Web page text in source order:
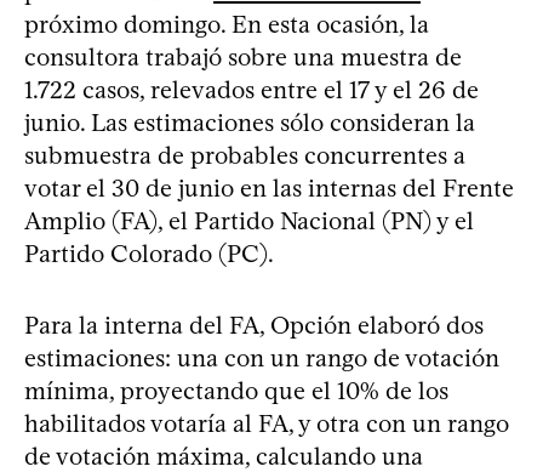
próximo domingo. En esta ocasión, la
consultora trabajó sobre una muestra de
1.722 casos, relevados entre el 17 y el 26 de
junio. Las estimaciones sólo consideran la
submuestra de probables concurrentes a
votar el 30 de junio en las internas del Frente
Amplio (FA), el Partido Nacional (PN) y el
Partido Colorado (PC).
Para la interna del FA, Opción elaboró dos
estimaciones: una con un rango de votación
mínima, proyectando que el 10% de los
habilitados votaría al FA, y otra con un rango
de votación máxima, calculando una